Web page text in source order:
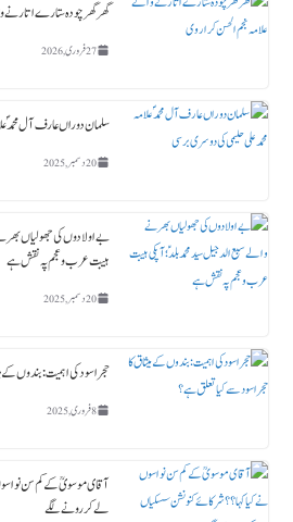
گھر گھر چودہ ستارے اتارنے
27 فروری, 2026
سلمان دوراں عارف آل محمدؐ
20 دسمبر, 2025
بے اولادوں کی جھولیاں
ہیبت عرب و عجم پہ نقش ہے
20 دسمبر, 2025
حجر اسود کی اہمیت : بندوں
8 فروری, 2025
آقای موسویؒ کے کم سن
لے کر رونے لگے